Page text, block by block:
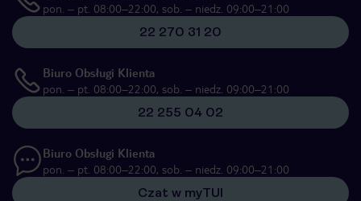
pon. – pt. 08:00–22:00, sob. – niedz. 09:00–21:00
22 270 31 20
Biuro Obsługi Klienta
pon. – pt. 08:00–22:00, sob. – niedz. 09:00–21:00
22 255 04 02
Biuro Obsługi Klienta
pon. – pt. 08:00–22:00, sob. – niedz. 09:00–21:00
Czat w myTUI